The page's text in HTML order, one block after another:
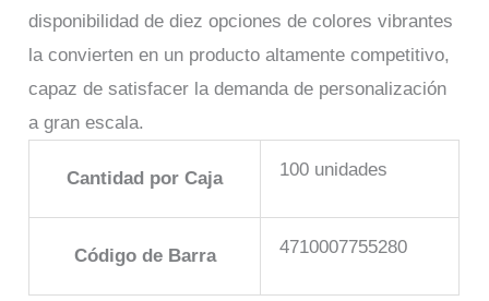
disponibilidad de diez opciones de colores vibrantes
la convierten en un producto altamente competitivo,
capaz de satisfacer la demanda de personalización
a gran escala.
Cantidad por Caja 100 unidades
Código de Barra 4710007755280